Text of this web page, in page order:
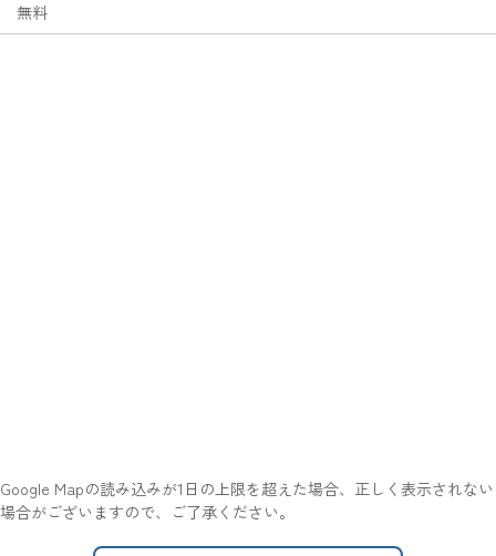
無料
Google Mapの読み込みが1日の上限を超えた場合、正しく表示されない
場合がございますので、ご了承ください。